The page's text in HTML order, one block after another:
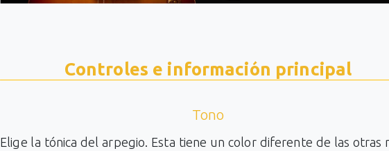
Controles e información principal
Tono
Elige la tónica del arpegio. Esta tiene un color diferente de las otras